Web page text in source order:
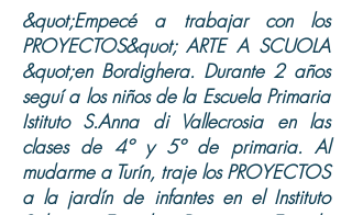
&quot;Empecé a trabajar con los
PROYECTOS&quot; ARTE A SCUOLA
&quot;en Bordighera. Durante 2 años
seguí a los niños de la Escuela Primaria
Istituto S.Anna di Vallecrosia en las
clases de 4º y 5º de primaria. Al
mudarme a Turín, traje los PROYECTOS
a la jardín de infantes en el Instituto